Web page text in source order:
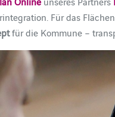
Für das
für die Kommune –